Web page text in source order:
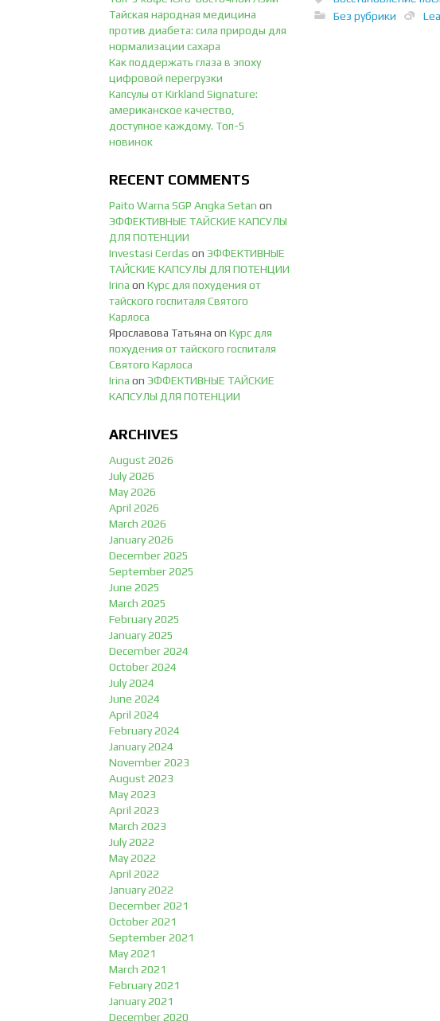
Тайская народная медицина
против диабета: сила природы для
нормализации сахара
Как поддержать глаза в эпоху
цифровой перегрузки
Капсулы от Kirkland Signature:
американское качество,
доступное каждому. Топ-5
новинок
RECENT COMMENTS
Paito Warna SGP Angka Setan on
ЭФФЕКТИВНЫЕ ТАЙСКИЕ КАПСУЛЫ
ДЛЯ ПОТЕНЦИИ
Investasi Cerdas on ЭФФЕКТИВНЫЕ
ТАЙСКИЕ КАПСУЛЫ ДЛЯ ПОТЕНЦИИ
Irina on Курс для похудения от
тайского госпиталя Святого
Карлоса
Ярославова Татьяна on Курс для
похудения от тайского госпиталя
Святого Карлоса
Irina on ЭФФЕКТИВНЫЕ ТАЙСКИЕ
КАПСУЛЫ ДЛЯ ПОТЕНЦИИ
ARCHIVES
August 2026
July 2026
May 2026
April 2026
March 2026
January 2026
December 2025
September 2025
June 2025
March 2025
February 2025
January 2025
December 2024
October 2024
July 2024
June 2024
April 2024
February 2024
January 2024
November 2023
August 2023
May 2023
April 2023
March 2023
July 2022
May 2022
April 2022
January 2022
December 2021
October 2021
September 2021
May 2021
March 2021
February 2021
January 2021
December 2020
Без рубрики